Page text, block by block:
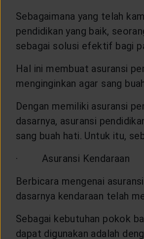
Sebagaimana yang telah
pendidikan yang baik,
sebagai solusi efektif bagi
Hal ini membuat asuransi
menginginkan agar sang
Dengan memiliki asuransi
dasarnya, asuransi
sang buah hati. Untuk itu,
· Asuransi Kendaraan
Berbicara mengenai
dasarnya kendaraan telah
Sebagai kebutuhan pokok
dapat digunakan adalah